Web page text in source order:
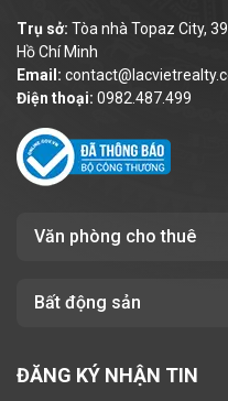
thuận tiện, dễ
khác.
Không gian
nghiệp, thích
tạo, dịch vụ và
nhà chuyên
chung khu vực
ứng nhu cầu làm
Trụ sở: Tòa nhà Topaz City,
Hồ Chí Minh
Email:
Điện thoại: 0982.487.499
Văn phòng cho thuê
Bất động sản
ĐĂNG KÝ NHẬN TIN